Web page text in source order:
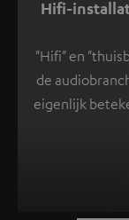
Hifi-
"Hifi" en
de
eigenlijk